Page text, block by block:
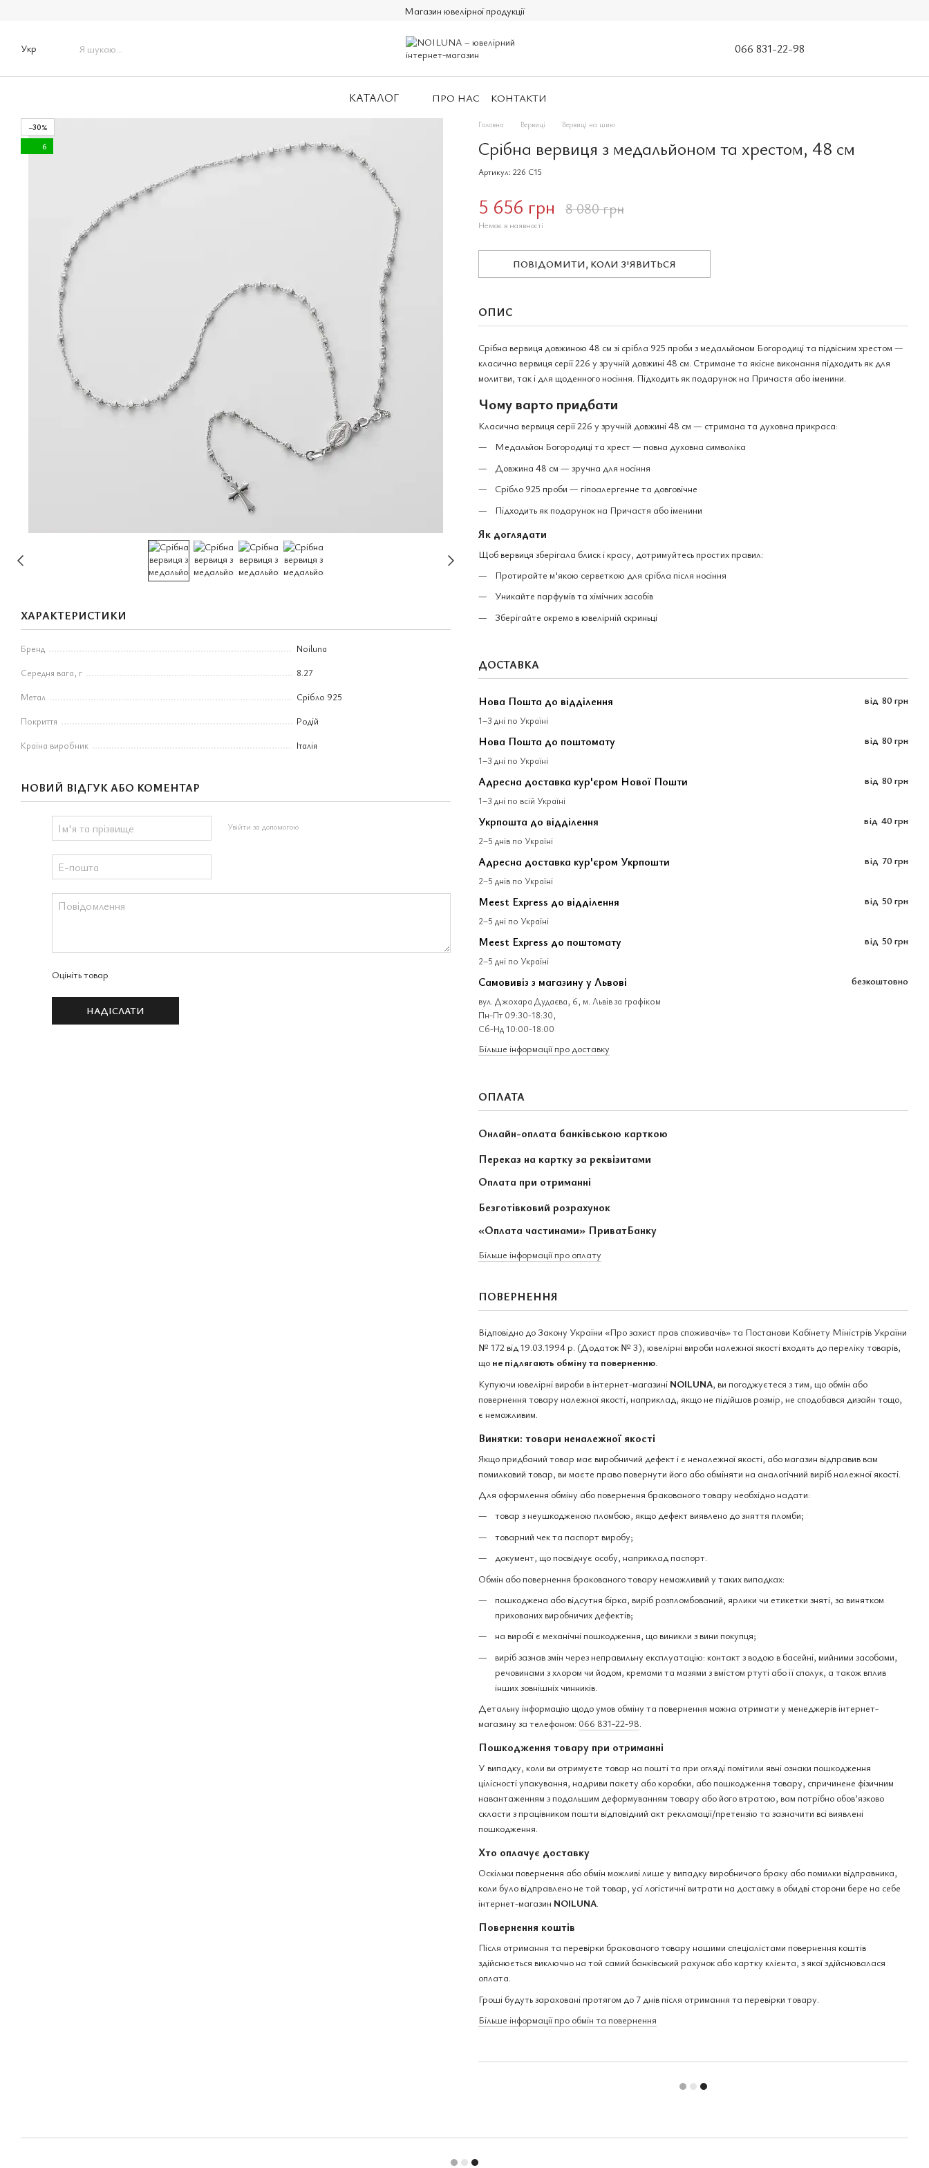
Магазин ювелірної продукції
Укр 066 831-22-98
КАТАЛОГ ПРО НАС КОНТАКТИ
−30%
6
ХАРАКТЕРИСТИКИ
Бренд
Noiluna
Середня вага, г
8.27
Метал
Срібло 925
Покриття
Родій
Країна виробник
Італія
НОВИЙ ВІДГУК АБО КОМЕНТАР
Увійти за допомогою
Оцініть товар
НАДІСЛАТИ
Головна Вервиці Вервиці на шию
Срібна вервиця з медальйоном та хрестом, 48 см
Артикул: 226 C15
5 656 грн 8 080 грн
Немає в наявності
ПОВІДОМИТИ, КОЛИ З'ЯВИТЬСЯ
ОПИС
Срібна вервиця довжиною 48 см зі срібла 925 проби з медальйоном Богородиці та підвісним хрестом —
класична вервиця серії 226 у зручній довжині 48 см. Стримане та якісне виконання підходить як для
молитви, так і для щоденного носіння. Підходить як подарунок на Причастя або іменини.
Чому варто придбати
Класична вервиця серії 226 у зручній довжині 48 см — стримана та духовна прикраса:
Медальйон Богородиці та хрест — повна духовна символіка
Довжина 48 см — зручна для носіння
Срібло 925 проби — гіпоалергенне та довговічне
Підходить як подарунок на Причастя або іменини
Як доглядати
Щоб вервиця зберігала блиск і красу, дотримуйтесь простих правил:
Протирайте м'якою серветкою для срібла після носіння
Уникайте парфумів та хімічних засобів
Зберігайте окремо в ювелірній скриньці
ДОСТАВКА
Нова Пошта до відділення
1–3 дні по Україні
від 80 грн
Нова Пошта до поштомату
1–3 дні по Україні
від 80 грн
Адресна доставка кур'єром Нової Пошти
1–3 дні по всій Україні
від 80 грн
Укрпошта до відділення
2–5 днів по Україні
від 40 грн
Адресна доставка кур'єром Укрпошти
2–5 днів по Україні
від 70 грн
Meest Express до відділення
2–5 дні по Україні
від 50 грн
Meest Express до поштомату
2–5 дні по Україні
від 50 грн
Самовивіз з магазину у Львові
вул. Джохара Дудаєва, 6, м. Львів за графіком
Пн-Пт 09:30-18:30,
Сб-Нд 10:00-18:00
безкоштовно
Більше інформації про доставку
ОПЛАТА
Онлайн-оплата банківською карткою
Переказ на картку за реквізитами
Оплата при отриманні
Безготівковий розрахунок
«Оплата частинами» ПриватБанку
Більше інформації про оплату
ПОВЕРНЕННЯ
Відповідно до Закону України «Про захист прав споживачів» та Постанови Кабінету Міністрів України
№ 172 від 19.03.1994 р. (Додаток № 3), ювелірні вироби належної якості входять до переліку товарів,
що не підлягають обміну та поверненню.
Купуючи ювелірні вироби в інтернет-магазині NOILUNA, ви погоджуєтеся з тим, що обмін або
повернення товару належної якості, наприклад, якщо не підійшов розмір, не сподобався дизайн тощо,
є неможливим.
Винятки: товари неналежної якості
Якщо придбаний товар має виробничий дефект і є неналежної якості, або магазин відправив вам
помилковий товар, ви маєте право повернути його або обміняти на аналогічний виріб належної якості.
Для оформлення обміну або повернення бракованого товару необхідно надати:
товар з неушкодженою пломбою, якщо дефект виявлено до зняття пломби;
товарний чек та паспорт виробу;
документ, що посвідчує особу, наприклад паспорт.
Обмін або повернення бракованого товару неможливий у таких випадках:
пошкоджена або відсутня бірка, виріб розпломбований, ярлики чи етикетки зняті, за винятком
прихованих виробничих дефектів;
на виробі є механічні пошкодження, що виникли з вини покупця;
виріб зазнав змін через неправильну експлуатацію: контакт з водою в басейні, мийними засобами,
речовинами з хлором чи йодом, кремами та мазями з вмістом ртуті або її сполук, а також вплив
інших зовнішніх чинників.
Детальну інформацію щодо умов обміну та повернення можна отримати у менеджерів інтернет-
магазину за телефоном: 066 831-22-98.
Пошкодження товару при отриманні
У випадку, коли ви отримуєте товар на пошті та при огляді помітили явні ознаки пошкодження
цілісності упакування, надриви пакету або коробки, або пошкодження товару, спричинене фізичним
навантаженням з подальшим деформуванням товару або його втратою, вам потрібно обов’язково
скласти з працівником пошти відповідний акт рекламації/претензію та зазначити всі виявлені
пошкодження.
Хто оплачує доставку
Оскільки повернення або обмін можливі лише у випадку виробничого браку або помилки відправника,
коли було відправлено не той товар, усі логістичні витрати на доставку в обидві сторони бере на себе
інтернет-магазин NOILUNA.
Повернення коштів
Після отримання та перевірки бракованого товару нашими спеціалістами повернення коштів
здійснюється виключно на той самий банківський рахунок або картку клієнта, з якої здійснювалася
оплата.
Гроші будуть зараховані протягом до 7 днів після отримання та перевірки товару.
Більше інформації про обмін та повернення